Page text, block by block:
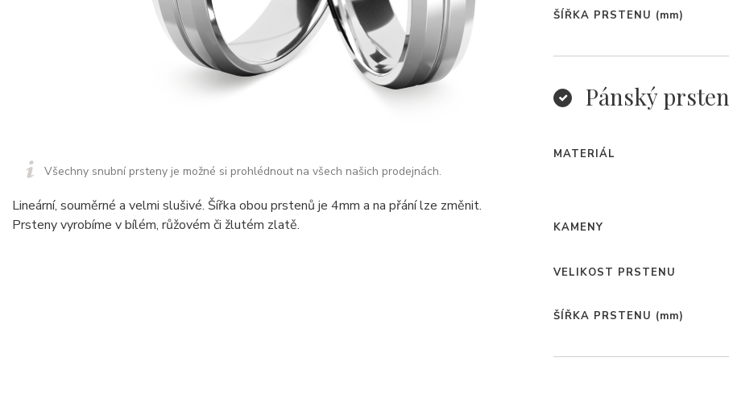
Všechny snubní prsteny je možné si prohlédnout na všech našich prodejnách.
Lineární, souměrné a velmi slušivé. Šířka obou prstenů je 4mm a na přání lze změnit.
Prsteny vyrobíme v bílém, růžovém či žlutém zlatě.
ŠÍŘKA PRSTENU (mm)
Pánský prsten
MATERIÁL
KAMENY
VELIKOST PRSTENU
ŠÍŘKA PRSTENU (mm)